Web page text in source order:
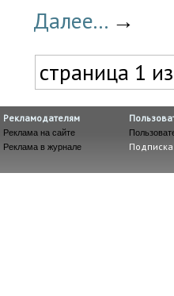
Далее... →
страница 1
Рекламодателям
Реклама на сайте
Реклама в журнале